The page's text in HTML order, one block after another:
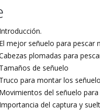
Introducción.
El mejor señuelo para pescar
plomadas para
Tamaños de señuelo
Truco para montar los
Movimientos del señuelo
Importancia del captura y